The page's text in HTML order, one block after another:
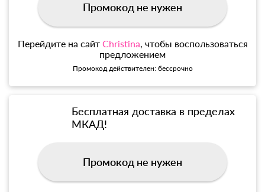
Промокод не нужен
Перейдите на сайт Christina, чтобы воспользоваться
предложением
Промокод действителен: бессрочно
Бесплатная доставка в пределах
МКАД!
Промокод не нужен